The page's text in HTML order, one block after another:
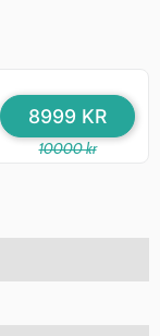
10000 kr
8999 KR